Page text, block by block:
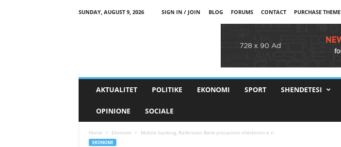
SUNDAY, AUGUST 9, 2026 SIGN IN / JOIN BLOG FORUMS CONTACT PURCHASE THEME
AKTUALITET POLITIKE EKONOMI SPORT SHENDETESI
OPINIONE SOCIALE
Home Ekonomi Mobile banking, Raifeissen Bank prezanton shërbimin e ri
EKONOMI